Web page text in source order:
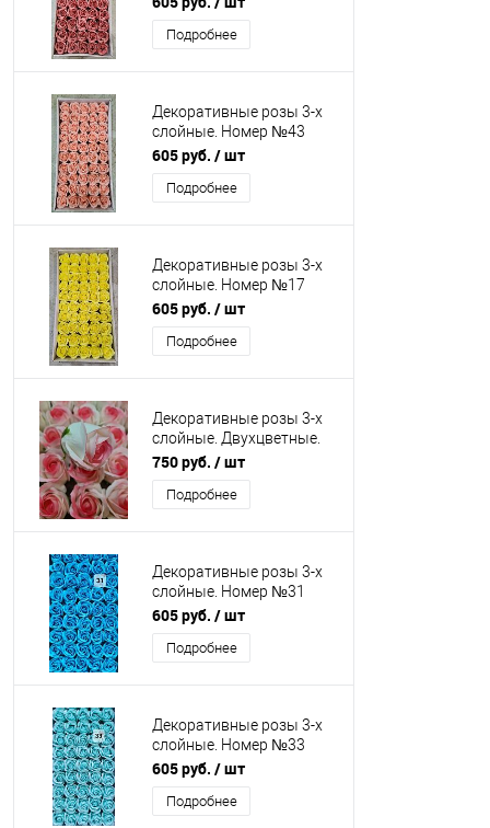
Искусственные
Подробнее
Декоративные розы 3-х
слойные. Номер №43
Бутон 5 см.
Искусственные
605 руб. / шт
Подробнее
Декоративные розы 3-х
слойные. Номер №17
Бутон 5 см.
Искусственные
605 руб. / шт
Подробнее
Декоративные розы 3-х
слойные. Двухцветные.
Белые с розовым кантом
750 руб. / шт
Подробнее
Декоративные розы 3-х
слойные. Номер №31
Бутон 5 см. Упаковка 50
шт. Искусственные
605 руб. / шт
Подробнее
Декоративные розы 3-х
слойные. Номер №33
Бутон 5 см. Упаковка 50
шт. Искусственные
605 руб. / шт
Подробнее